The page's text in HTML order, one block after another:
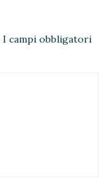
I campi obbligatori